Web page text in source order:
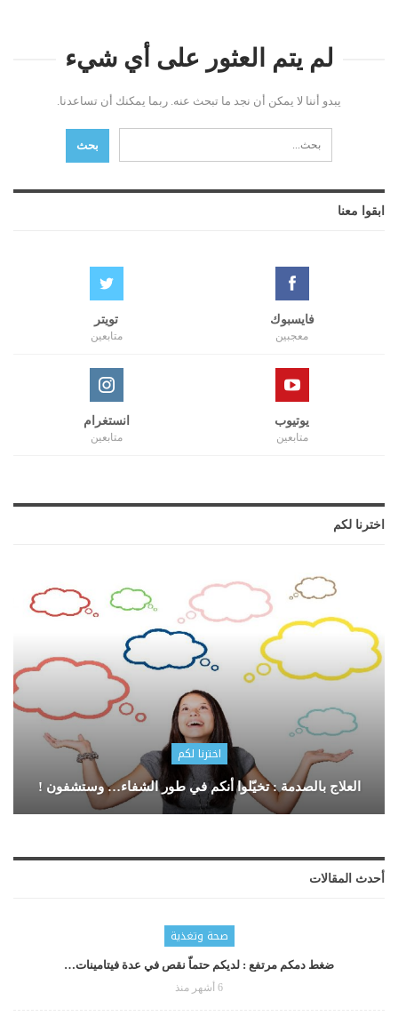
لم يتم العثور على أي شيء
يبدو أننا لا يمكن أن نجد ما تبحث عنه. ربما يمكنك أن تساعدنا.
ابقوا معنا
فايسبوك
معجبين
تويتر
متابعين
يوتيوب
متابعين
انستغرام
متابعين
اخترنا لكم
اخترنا لكم
العلاج بالصدمة : تخيّلوا أنكم في طور الشفاء… وستشفون !
أحدث المقالات
صحة وتغذية
ضغط دمكم مرتفع : لديكم حتماّ نقص في عدة فيتامينات…
6 أشهر منذ